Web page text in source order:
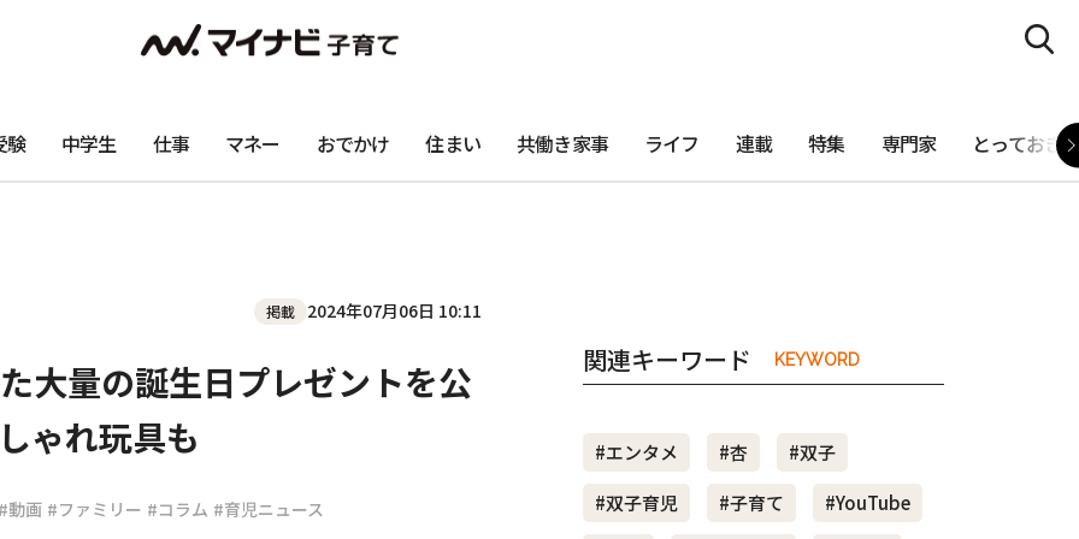
験 中学生 仕事 マネー おでかけ 住まい 共働き家事 ライフ 連載 特集 専門家 とっておき
掲載 2024年07月06日 10:11
大量の誕生日プレゼントを公
ゃれ玩具も
動画 #ファミリー #コラム #育児ニュース
関連キーワード KEYWORD
#エンタメ #杏
#双子
#双子育児
#子育て
#YouTube